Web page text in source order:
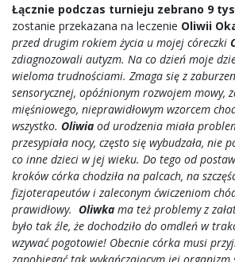
Łącznie podczas turnieju zebrano 9
zostanie przekazana na leczenie Oliwii
przed drugim rokiem życia u mojej córeczki
zdiagnozowali autyzm. Na co dzień moje
wieloma trudnościami. Zmaga się z
sensorycznej, opóźnionym rozwojem mowy,
mięśniowego, nieprawidłowym wzorcem
wszystko. Oliwia od urodzenia miała
przesypiała nocy, często się wybudzała, nie
co inne dzieci w jej wieku. Do tego od
kroków córka chodziła na palcach, na
fizjoterapeutów i zaleconym ćwiczeniom
prawidłowy. Oliwka ma też problemy z
było tak źle, że dochodziło do omdleń w
wzywać pogotowie! Obecnie córka musi